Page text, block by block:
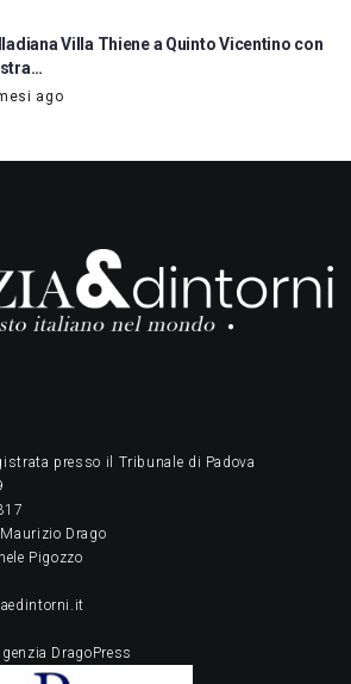
Villa Thiene a Quinto Vicentino con
ago
presso il Tribunale di Padova
Drago
Pigozzo
DragoPress